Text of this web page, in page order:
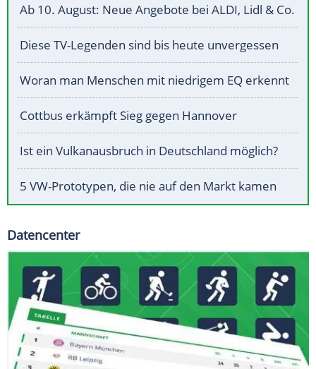
Ab 10. August: Neue Angebote bei ALDI, Lidl & Co.
Diese TV-Legenden sind bis heute unvergessen
Woran man Menschen mit niedrigem EQ erkennt
Cottbus erkämpft Sieg gegen Hannover
Ist ein Vulkanausbruch in Deutschland möglich?
5 VW-Prototypen, die nie auf den Markt kamen
Datencenter